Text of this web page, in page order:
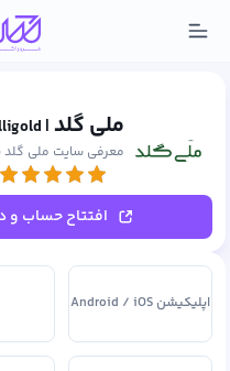
ملی گلد | melligold
معرفی سایت ملی گلد
افتتاح حساب و
اپلیکیشن Android / iOS